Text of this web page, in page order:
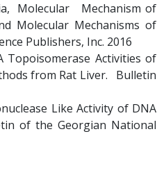
Molecular Mechanism of
Molecular Mechanisms of
Publishers, Inc. 2016
Topoisomerase Activities of
from Rat Liver. Bulletin
Like Activity of DNA
of the Georgian National